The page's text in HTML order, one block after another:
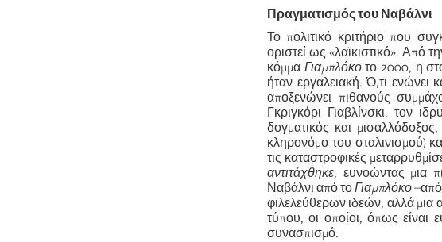
Πραγματισμός του Ναβάλνι
Το πολιτικό κριτήριο που
οριστεί ως «λαϊκιστικό». Από
κόμμα Γιαμπλόκοτο 2000, η
ήταν εργαλειακή. Ό,τι ενώνει
αποξενώνει πιθανούς
Γκριγκόρι Γιαβλίνσκι, τον
δογματικός και
κληρονόμο του σταλινισμού)
τις καταστροφικές
αντιτάχθηκε, ευνοώντας μια
Ναβάλνι από τοΓιαμπλόκο
φιλελεύθερων ιδεών, αλλά μια
τύπου, οι οποίοι, όπως είναι
συνασπισμό.